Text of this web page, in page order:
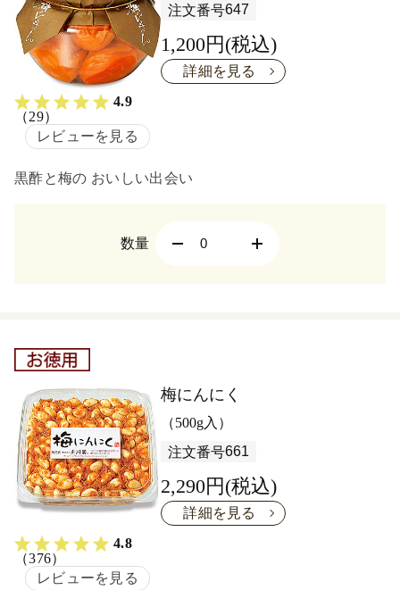
4.9
（29）
レビューを見る
注文番号647
1,200円(税込)
詳細を見る
黒酢と梅の おいしい出会い
数量
4.8
（376）
レビューを見る
梅にんにく
（500g入）
注文番号661
2,290円(税込)
詳細を見る